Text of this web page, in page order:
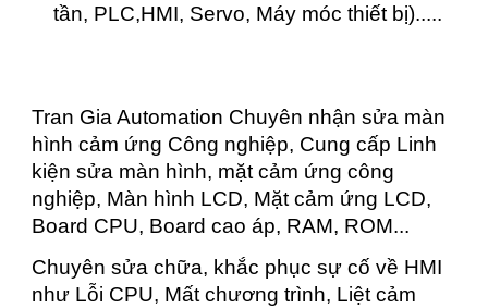
tần, PLC,HMI, Servo, Máy móc thiết bị).....
Tran Gia Automation Chuyên nhận sửa màn
hình cảm ứng Công nghiệp, Cung cấp Linh
kiện sửa màn hình, mặt cảm ứng công
nghiệp, Màn hình LCD, Mặt cảm ứng LCD,
Board CPU, Board cao áp, RAM, ROM...
Chuyên sửa chữa, khắc phục sự cố về HMI
như Lỗi CPU, Mất chương trình, Liệt cảm